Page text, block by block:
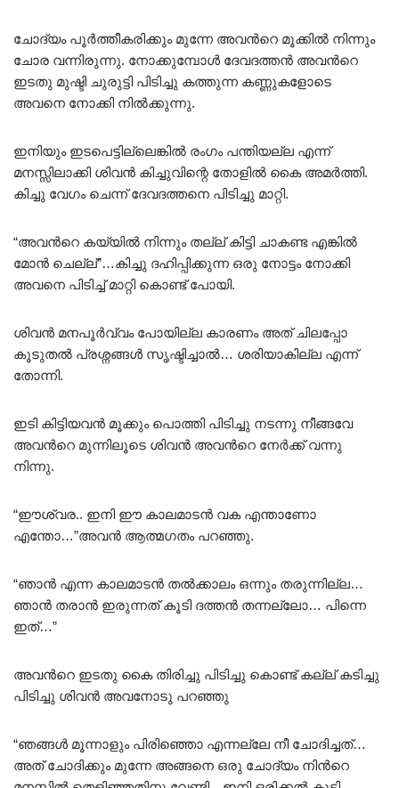
ചോദ്യം പൂർത്തീകരിക്കും മുന്നേ അവൻറെ മൂക്കിൽ നിന്നും
ചോര വന്നിരുന്നു. നോക്കുമ്പോൾ ദേവദത്തൻ അവൻറെ
ഇടതു മുഷ്ടി ചുരുട്ടി പിടിച്ചു കത്തുന്ന കണ്ണുകളോടെ
അവനെ നോക്കി നിൽക്കുന്നു.
ഇനിയും ഇടപെട്ടില്ലെങ്കിൽ രംഗം പന്തിയല്ല എന്ന്
മനസ്സിലാക്കി ശിവൻ കിച്ചുവിന്റെ തോളിൽ കൈ അമർത്തി.
കിച്ചു വേഗം ചെന്ന് ദേവദത്തനെ പിടിച്ചു മാറ്റി.
“അവൻറെ കയ്യിൽ നിന്നും തല്ല് കിട്ടി ചാകണ്ട എങ്കിൽ
മോൻ ചെല്ല്”…കിച്ചു ദഹിപ്പിക്കുന്ന ഒരു നോട്ടം നോക്കി
അവനെ പിടിച്ച് മാറ്റി കൊണ്ട് പോയി.
ശിവൻ മനപൂർവ്വം പോയില്ല കാരണം അത് ചിലപ്പോ
കൂടുതൽ പ്രശ്നങ്ങൾ സൃഷ്ടിച്ചാൽ… ശരിയാകില്ല എന്ന്
തോന്നി.
ഇടി കിട്ടിയവൻ മൂക്കും പൊത്തി പിടിച്ചു നടന്നു നീങ്ങവേ
അവൻറെ മുന്നിലൂടെ ശിവൻ അവൻറെ നേർക്ക് വന്നു
നിന്നു.
“ഈശ്വര.. ഇനി ഈ കാലമാടൻ വക എന്താണോ
എന്തോ…”അവൻ ആത്മഗതം പറഞ്ഞു.
“ഞാൻ എന്ന കാലമാടൻ തൽക്കാലം ഒന്നും തരുന്നില്ല…
ഞാൻ തരാൻ ഇരുന്നത് കൂടി ദത്തൻ തന്നല്ലോ… പിന്നെ
ഇത്…”
അവൻറെ ഇടതു കൈ തിരിച്ചു പിടിച്ചു കൊണ്ട് കല്ല് കടിച്ചു
പിടിച്ചു ശിവൻ അവനോടു പറഞ്ഞു
“ഞങ്ങൾ മൂന്നാളും പിരിഞ്ഞൊ എന്നല്ലേ നീ ചോദിച്ചത്…
അത് ചോദിക്കും മുന്നേ അങ്ങനെ ഒരു ചോദ്യം നിൻറെ